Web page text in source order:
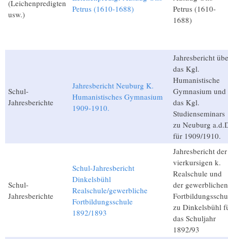
(Leichenpredigten
usw.)
Petrus (1610-1688)
Petrus (1610-
1688)
Schul-
Jahresberichte
Jahresbericht Neuburg K.
Humanistisches Gymnasium
1909-1910.
Jahresbericht
das Kgl.
Humanistische
Gymnasium und
das Kgl.
Studienseminars
zu Neuburg
für 1909/1910.
Schul-
Jahresberichte
Schul-Jahresbericht
Dinkelsbühl
Realschule/gewerbliche
Fortbildungsschule
1892/1893
Jahresbericht der
vierkursigen k.
Realschule und
der gewerblichen
zu Dinkelsbühl
das Schuljahr
1892/93